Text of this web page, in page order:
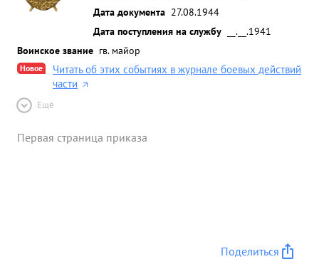
Дата документа 27.08.1944
Дата поступления на службу
__.__.1941
Воинское звание гв. майор
Новое
Читать об этих событиях в журнале боевых действий
части
Ещё
Первая страница приказа
Поделиться